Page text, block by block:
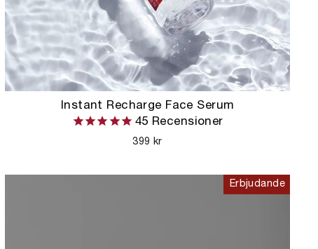
Instant Recharge Face Serum
45 Recensioner
399 kr
Erbjudande